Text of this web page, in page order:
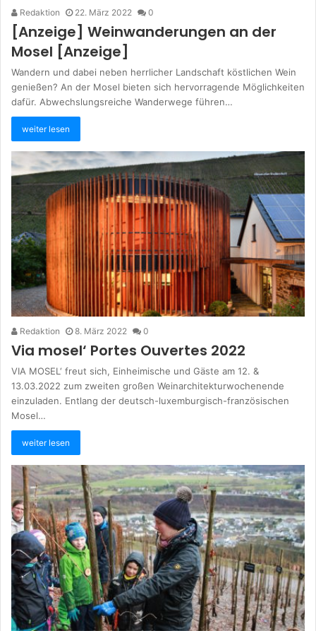
Redaktion 22. März 2022 0
[Anzeige] Weinwanderungen an der
Mosel [Anzeige]
Wandern und dabei neben herrlicher Landschaft köstlichen Wein
genießen? An der Mosel bieten sich hervorragende Möglichkeiten
dafür. Abwechslungsreiche Wanderwege führen…
weiter lesen
Redaktion 8. März 2022 0
Via mosel‘ Portes Ouvertes 2022
VIA MOSEL‘ freut sich, Einheimische und Gäste am 12. &
13.03.2022 zum zweiten großen Weinarchitekturwochenende
einzuladen. Entlang der deutsch-luxemburgisch-französischen
Mosel…
weiter lesen